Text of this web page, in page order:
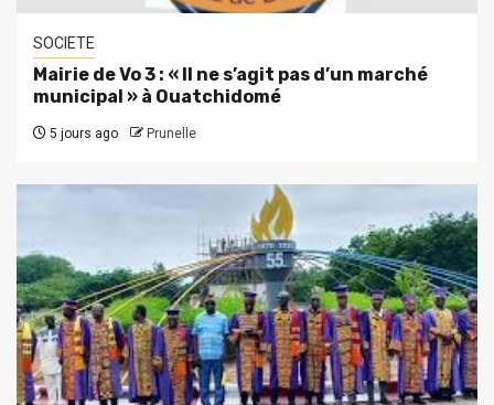
SOCIETE
Mairie de Vo 3 : « Il ne s’agit pas d’un marché
municipal » à Ouatchidomé
5 jours ago Prunelle